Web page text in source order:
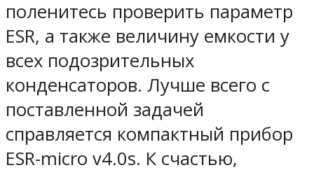
поленитесь проверить параметр
ESR, а также величину емкости у
всех подозрительных
конденсаторов. Лучше всего с
поставленной задачей
справляется компактный прибор
ESR-micro v4.0s. К счастью,